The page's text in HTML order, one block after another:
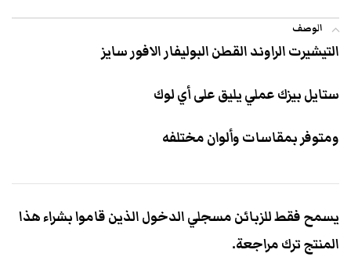
الوصف
التيشيرت الراوند القطن البوليفار الافور سايز
ستايل بيزك عملي يليق على أي لوك
ومتوفر بمقاسات وألوان مختلفه
يسمح فقط للزبائن مسجلي الدخول الذين قاموا بشراء هذا
المنتج ترك مراجعة.